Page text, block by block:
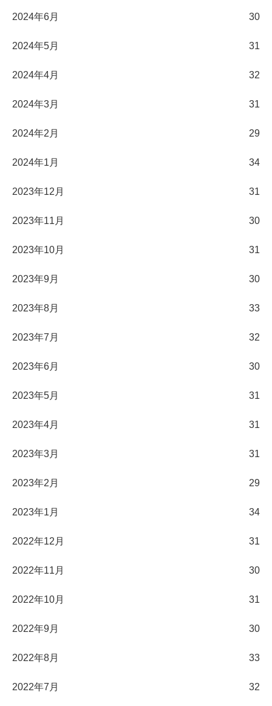
2024年6月 30
2024年5月 31
2024年4月 32
2024年3月 31
2024年2月 29
2024年1月 34
2023年12月 31
2023年11月 30
2023年10月 31
2023年9月 30
2023年8月 33
2023年7月 32
2023年6月 30
2023年5月 31
2023年4月 31
2023年3月 31
2023年2月 29
2023年1月 34
2022年12月 31
2022年11月 30
2022年10月 31
2022年9月 30
2022年8月 33
2022年7月 32